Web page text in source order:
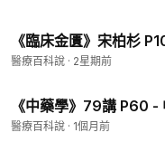
《臨床金匱》宋柏杉
醫療百科說 · 2星期前
《中藥學》79講 P60
醫療百科說 · 1個月前